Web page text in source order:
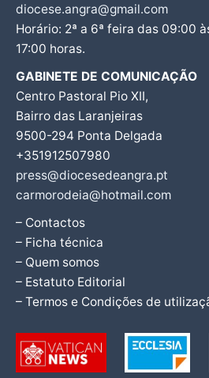
diocese.angra@gmail.com
Horário: 2ª a 6ª feira das 09:00
17:00 horas.
GABINETE DE COMUNICAÇÃO
Centro Pastoral Pio XII,
Bairro das Laranjeiras
9500-294 Ponta Delgada
+351912507980
press@diocesedeangra.pt
carmorodeia@hotmail.com
– Contactos
– Ficha técnica
– Quem somos
– Estatuto Editorial
– Termos e Condições de